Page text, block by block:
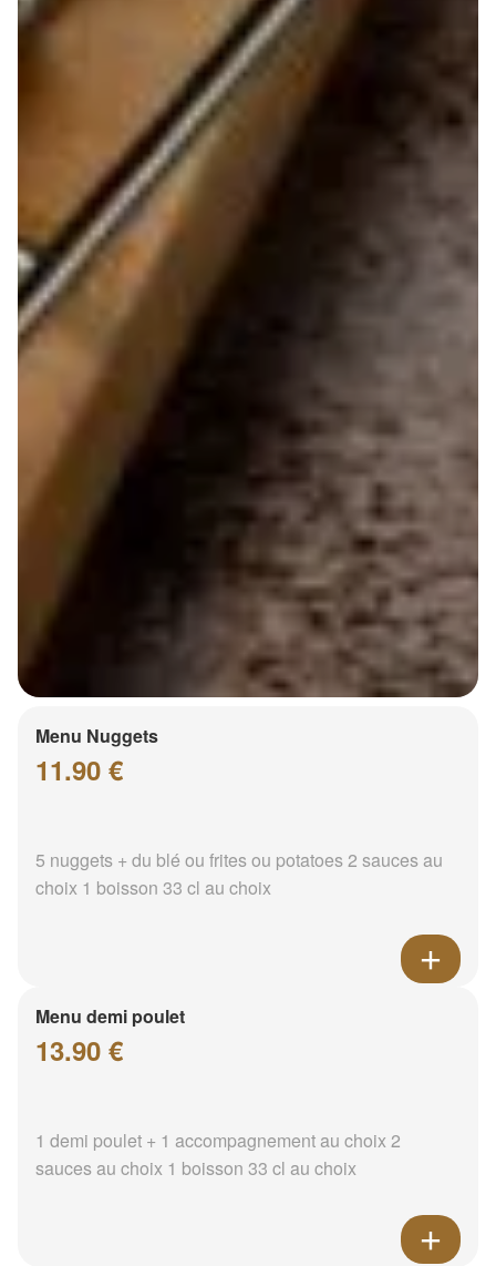
Menu Nuggets
11.90 €
5 nuggets + du blé ou frites ou potatoes 2 sauces au
choix 1 boisson 33 cl au choix
Menu demi poulet
13.90 €
1 demi poulet + 1 accompagnement au choix 2
sauces au choix 1 boisson 33 cl au choix